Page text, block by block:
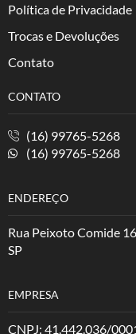
Política de Privacidade
Trocas e Devoluções
Contato
CONTATO
(16) 99765-5268
(16) 99765-5268
ENDEREÇO
Rua Peixoto Comide
SP
EMPRESA
CNPJ: 41.442.036/